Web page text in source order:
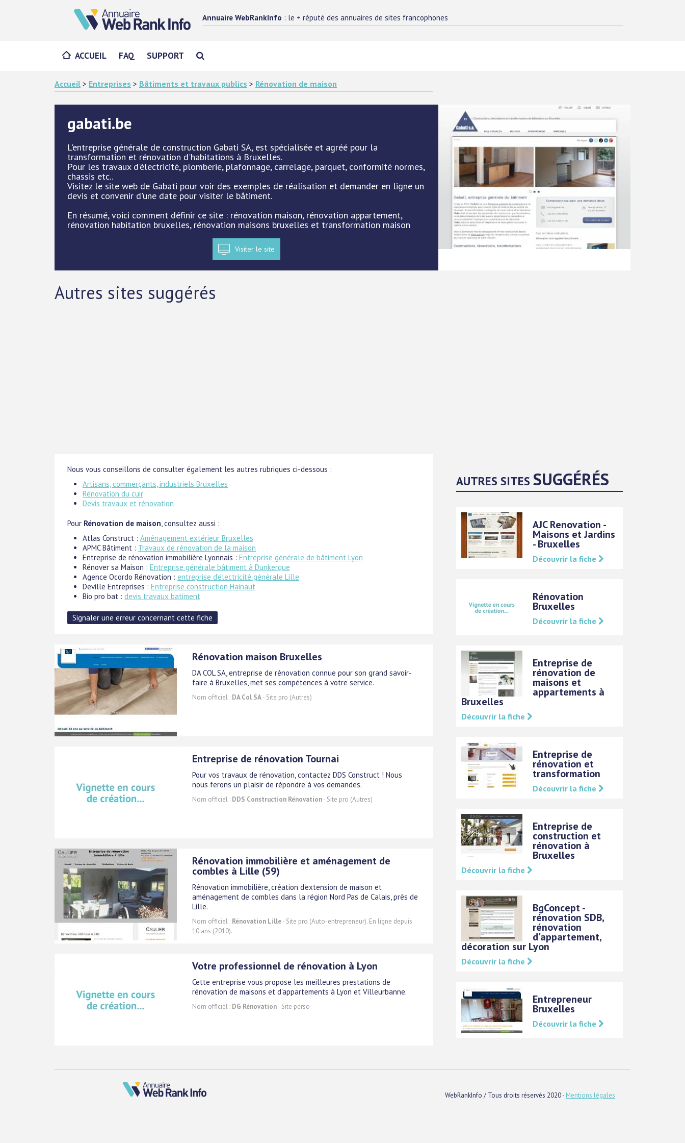
Annuaire WebRankInfo : le + réputé des annuaires de sites francophones
ACCUEIL FAQ SUPPORT
Accueil > Entreprises > Bâtiments et travaux publics > Rénovation de maison
gabati.be
L'entreprise générale de construction Gabati SA, est spécialisée et agréé pour la
transformation et rénovation d'habitations à Bruxelles.
Pour les travaux d'électricité, plomberie, plafonnage, carrelage, parquet, conformité normes,
chassis etc..
Visitez le site web de Gabati pour voir des exemples de réalisation et demander en ligne un
devis et convenir d'une date pour visiter le bâtiment.
En résumé, voici comment définir ce site : rénovation maison, rénovation appartement,
rénovation habitation bruxelles, rénovation maisons bruxelles et transformation maison
Visiter le site
Autres sites suggérés
Nous vous conseillons de consulter également les autres rubriques ci-dessous :
Artisans, commerçants, industriels Bruxelles
Rénovation du cuir
Devis travaux et rénovation
Pour Rénovation de maison , consultez aussi :
Atlas Construct : Aménagement extérieur Bruxelles
APMC Bâtiment : Travaux de rénovation de la maison
Entreprise de rénovation immobilière Lyonnais : Entreprise générale de bâtiment Lyon
Rénover sa Maison : Entreprise générale bâtiment à Dunkerque
Agence Ocordo Rénovation : entreprise d'électricité générale Lille
Deville Entreprises : Entreprise construction Hainaut
Bio pro bat : devis travaux batiment
Rénovation maison Bruxelles
DA COL SA, entreprise de rénovation connue pour son grand savoir-
faire à Bruxelles, met ses compétences à votre service.
Nom officiel : DA Col SA- Site pro (Autres)
Entreprise de rénovation Tournai
Pour vos travaux de rénovation, contactez DDS Construct ! Nous
nous ferons un plaisir de répondre à vos demandes.
Nom officiel : DDS Construction Rénovation- Site pro (Autres)
Rénovation immobilière et aménagement de
combles à Lille (59)
Rénovation immobilière, création d'extension de maison et
aménagement de combles dans la région Nord Pas de Calais, près de
Lille.
Nom officiel : Rénovation Lille- Site pro (Auto-entrepreneur). En ligne depuis
10 ans (2010).
Votre professionnel de rénovation à Lyon
Cette entreprise vous propose les meilleures prestations de
rénovation de maisons et d'appartements à Lyon et Villeurbanne.
Nom officiel : DG Rénovation- Site perso
AUTRES SITESSUGGÉRÉS
AJC Renovation -
Maisons et Jardins
- Bruxelles
Découvrir la fiche
Rénovation
Bruxelles
Découvrir la fiche
Entreprise de
rénovation de
maisons et
appartements à
Bruxelles
Découvrir la fiche
Entreprise de
rénovation et
transformation
Découvrir la fiche
Entreprise de
construction et
rénovation à
Bruxelles
Découvrir la fiche
BgConcept -
rénovation SDB,
rénovation
d'appartement,
décoration sur Lyon
Découvrir la fiche
Entrepreneur
Bruxelles
Découvrir la fiche
WebRankInfo / Tous droits réservés 2020 - Mentions légales